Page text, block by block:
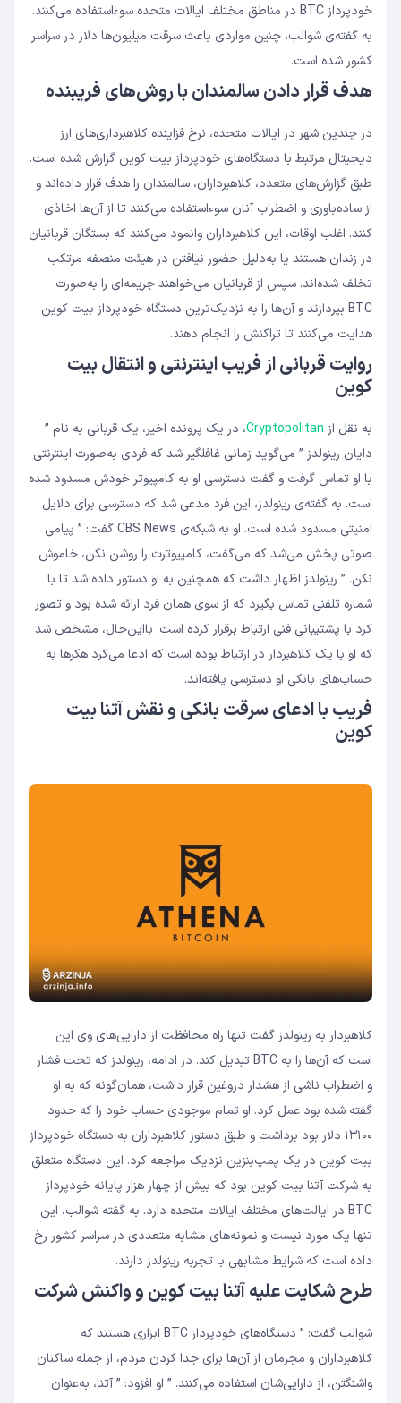
خودپرداز BTC در مناطق مختلف ایالات متحده سوءاستفاده می‌کنند.
به گفته‌ی شوالب، چنین مواردی باعث سرقت میلیون‌ها دلار در سراسر
کشور شده است.
هدف قرار دادن سالمندان با روش‌های فریبنده
در چندین شهر در ایالات متحده، نرخ فزاینده‌ کلاهبرداری‌های ارز
دیجیتال مرتبط با دستگاه‌های خودپرداز بیت‌ کوین گزارش شده است.
طبق گزارش‌های متعدد، کلاهبرداران، سالمندان را هدف قرار داده‌اند و
از ساده‌باوری و اضطراب آنان سوءاستفاده می‌کنند تا از آن‌ها اخاذی
کنند. اغلب اوقات، این کلاهبرداران وانمود می‌کنند که بستگان قربانیان
در زندان هستند یا به‌دلیل حضور نیافتن در هیئت منصفه مرتکب
تخلف شده‌اند. سپس از قربانیان می‌خواهند جریمه‌ای را به‌صورت
BTC بپردازند و آن‌ها را به نزدیک‌ترین دستگاه خودپرداز بیت‌ کوین
هدایت می‌کنند تا تراکنش را انجام دهند.
روایت قربانی از فریب اینترنتی و انتقال بیت
‌کوین
به نقل از Cryptopolitan، در یک پرونده‌ اخیر، یک قربانی‌ به نام ”
دایان رینولدز ” می‌گوید زمانی غافلگیر شد که فردی به‌صورت اینترنتی
با او تماس گرفت و گفت دسترسی او به کامپیوتر خودش مسدود شده
است. به گفته‌ی رینولدز، این فرد مدعی شد که دسترسی برای دلایل
امنیتی مسدود شده است. او به شبکه‌ی CBS News گفت: ” پیامی
صوتی پخش می‌شد که می‌گفت، کامپیوترت را روشن نکن، خاموش
نکن. ” رینولدز اظهار داشت که همچنین به او دستور داده شد تا با
شماره تلفنی تماس بگیرد که از سوی همان فرد ارائه شده بود و تصور
کرد با پشتیبانی فنی ارتباط برقرار کرده است. بااین‌حال، مشخص شد
که او با یک کلاهبردار در ارتباط بوده است که ادعا می‌کرد هکرها به
حساب‌های بانکی‌ او دسترسی یافته‌اند.
فریب با ادعای سرقت بانکی و نقش آتنا بیت
‌کوین
کلاهبردار به رینولدز گفت تنها راه محافظت از دارایی‌های وی این
است که آن‌ها را به BTC تبدیل کند. در ادامه، رینولدز که تحت فشار
و اضطراب ناشی از هشدار دروغین قرار داشت، همان‌گونه که به او
گفته شده بود عمل کرد. او تمام موجودی حساب خود را که حدود
۱۳۱۰۰ دلار بود برداشت و طبق دستور کلاهبرداران به دستگاه خودپرداز
بیت‌ کوین در یک پمپ‌بنزین نزدیک مراجعه کرد. این دستگاه متعلق
به شرکت آتنا بیت‌ کوین بود که بیش از چهار هزار پایانه‌ خودپرداز
BTC در ایالت‌های مختلف ایالات متحده دارد. به گفته‌ شوالب، این
تنها یک مورد نیست و نمونه‌های مشابه متعددی در سراسر کشور رخ
داده است که شرایط مشابهی با تجربه‌ رینولدز دارند.
طرح شکایت علیه آتنا بیت‌ کوین و واکنش شرکت
شوالب گفت: ” دستگاه‌های خودپرداز BTC ابزاری هستند که
کلاهبرداران و مجرمان از آن‌ها برای جدا کردن مردم، از جمله ساکنان
واشنگتن، از دارایی‌شان استفاده می‌کنند. ” او افزود: ” آتنا، به‌عنوان